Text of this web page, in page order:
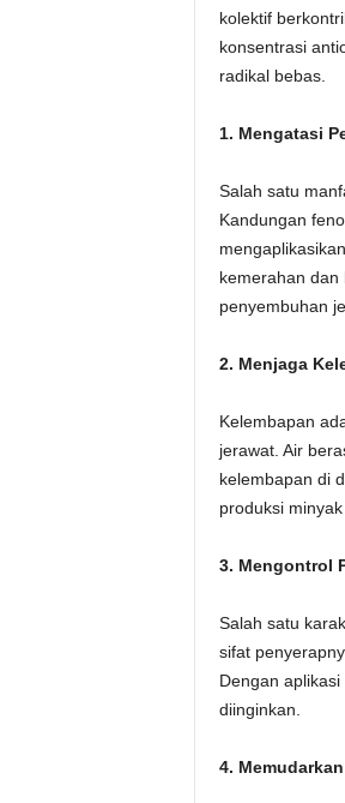
kolektif
konsentrasi
radikal bebas.
1. Mengatasi
Salah satu
Kandungan
kemerahan
penyembuhan
2. Menjaga
Kelembapan
jerawat. Air
kelembapan di
produksi
3. Mengontrol
Salah satu
sifat
Dengan
diinginkan.
4.